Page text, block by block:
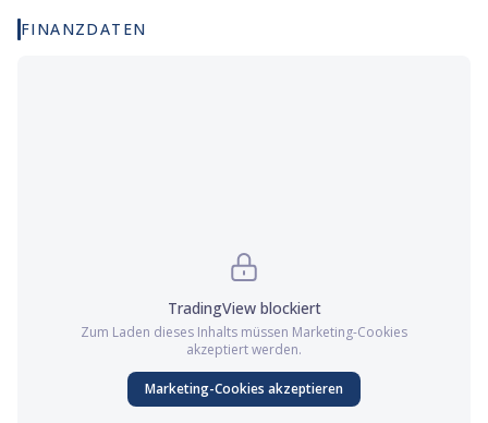
FINANZDATEN
TradingViewblockiert
Zum Laden dieses Inhalts müssen Marketing-Cookies
akzeptiert werden.
Marketing-Cookies akzeptieren